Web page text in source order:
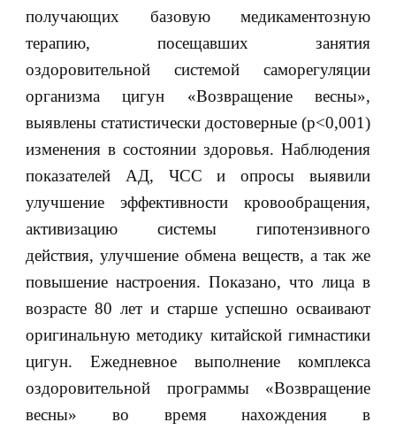
получающих базовую медикаментозную
терапию, посещавших занятия
оздоровительной системой саморегуляции
организма цигун «Возвращение весны»,
выявлены статистически достоверные (р<0,001)
изменения в состоянии здоровья. Наблюдения
показателей АД, ЧСС и опросы выявили
улучшение эффективности кровообращения,
активизацию системы гипотензивного
действия, улучшение обмена веществ, а так же
повышение настроения. Показано, что лица в
возрасте 80 лет и старше успешно осваивают
оригинальную методику китайской гимнастики
цигун. Ежедневное выполнение комплекса
оздоровительной программы «Возвращение
весны» во время нахождения в